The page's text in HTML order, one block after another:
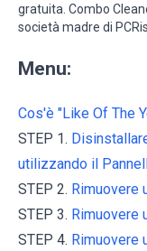
gratuita. Combo
società madre di
Menu:
Cos'è "Like Of The
STEP 1.
utilizzando il
STEP 2. Rimuovere
STEP 3. Rimuovere
STEP 4. Rimuovere